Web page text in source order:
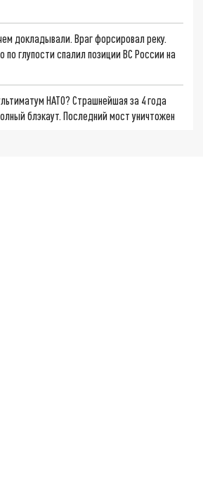
докладывали. Враг форсировал реку.
по глупости спалил позиции ВС России на
НАТО? Страшнейшая за 4 года
блэкаут. Последний мост уничтожен